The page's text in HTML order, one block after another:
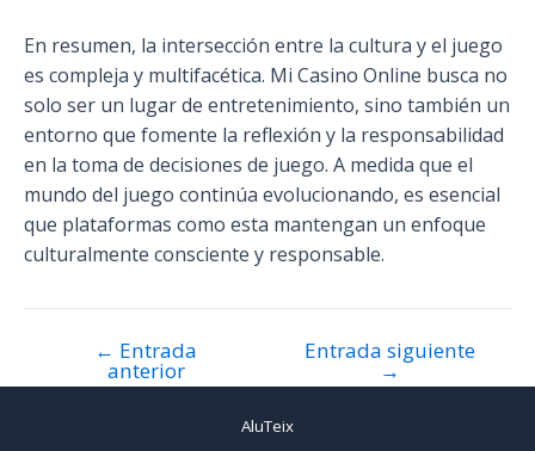
En resumen, la intersección entre la cultura y el juego
es compleja y multifacética. Mi Casino Online busca no
solo ser un lugar de entretenimiento, sino también un
entorno que fomente la reflexión y la responsabilidad
en la toma de decisiones de juego. A medida que el
mundo del juego continúa evolucionando, es esencial
que plataformas como esta mantengan un enfoque
culturalmente consciente y responsable.
Navegación
de
← Entrada
anterior
Entrada siguiente
→
AluTeix